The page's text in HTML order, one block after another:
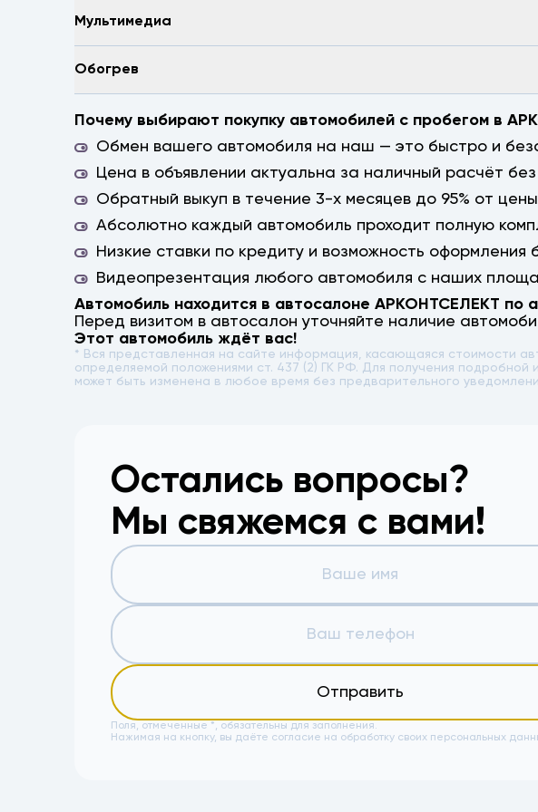
Мультимедиа
Обогрев
Почему выбирают покупку автомобилей с пробегом в
Обмен вашего автомобиля на наш — это быстро и
Цена в объявлении актуальна за наличный расчёт
Обратный выкуп в течение 3-х месяцев до 95% от цены
Абсолютно каждый автомобиль проходит полную
Низкие ставки по кредиту и возможность оформления
Видеопрезентация любого автомобиля с наших
Автомобиль находится в автосалоне АРКОНТСЕЛЕКТ по
Перед визитом в автосалон уточняйте наличие
Этот автомобиль ждёт вас!
* Вся представленная на сайте информация, касающаяся стоимости
определяемой положениями ст. 437 (2) ГК РФ. Для получения
может быть изменена в любое время без предварительного
Остались вопросы?
Мы свяжемся с вами!
Отправить
Поля, отмеченные *, обязательны для заполнения.
Нажимая на кнопку, вы даёте согласие на обработку своих персональных